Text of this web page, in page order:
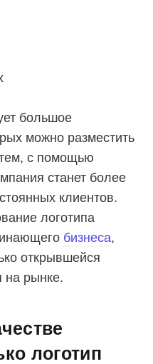
большое
можно разместить
с помощью
станет более
клиентов.
логотипа
бизнеса,
открывшейся
на рынке.
логотип